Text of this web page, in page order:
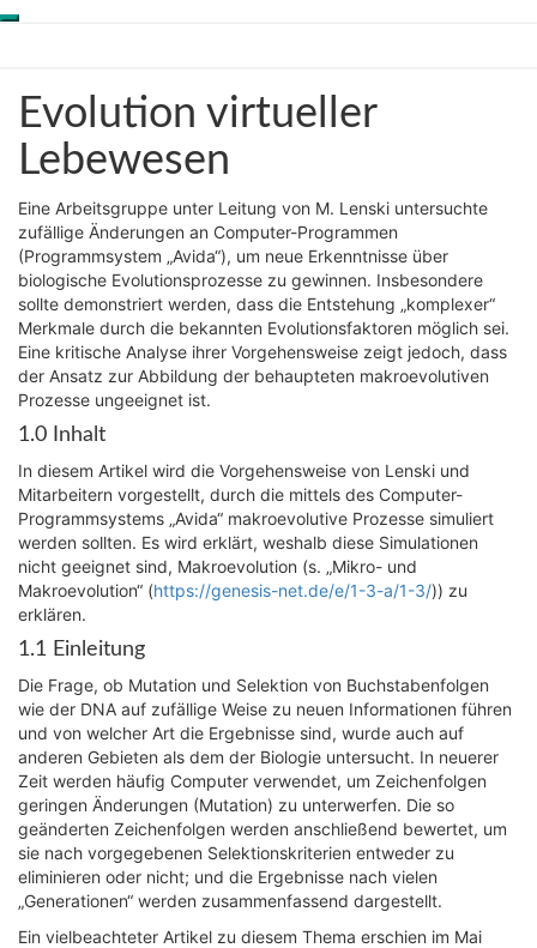
Toggle
Wissenschaft aus
Schöpfungsperspektive
Evolution
virtueller
Lebewesen
Evolution virtueller
Lebewesen
Eine Arbeitsgruppe unter Leitung von M. Lenski untersuchte
zufällige Änderungen an Computer-Programmen
(Programmsystem „Avida“), um neue Erkenntnisse über
biologische Evolutionsprozesse zu gewinnen. Insbesondere
sollte demonstriert werden, dass die Entstehung „komplexer“
Merkmale durch die bekannten Evolutionsfaktoren möglich sei.
Eine kritische Analyse ihrer Vorgehensweise zeigt jedoch, dass
der Ansatz zur Abbildung der behaupteten makroevolutiven
Prozesse ungeeignet ist.
1.0 Inhalt
In diesem Artikel wird die Vorgehensweise von Lenski und
Mitarbeitern vorgestellt, durch die mittels des Computer-
Programmsystems „Avida“ makroevolutive Prozesse simuliert
werden sollten. Es wird erklärt, weshalb diese Simulationen
nicht geeignet sind, Makroevolution (s. „Mikro- und
Makroevolution“ (https://genesis-net.de/e/1-3-a/1-3/)) zu
erklären.
1.1 Einleitung
Die Frage, ob Mutation und Selektion von Buchstabenfolgen
wie der DNA auf zufällige Weise zu neuen Informationen führen
und von welcher Art die Ergebnisse sind, wurde auch auf
anderen Gebieten als dem der Biologie untersucht. In neuerer
Zeit werden häufig Computer verwendet, um Zeichenfolgen
geringen Änderungen (Mutation) zu unterwerfen. Die so
geänderten Zeichenfolgen werden anschließend bewertet, um
sie nach vorgegebenen Selektionskriterien entweder zu
eliminieren oder nicht; und die Ergebnisse nach vielen
„Generationen“ werden zusammenfassend dargestellt.
Ein vielbeachteter Artikel zu diesem Thema erschien im Mai